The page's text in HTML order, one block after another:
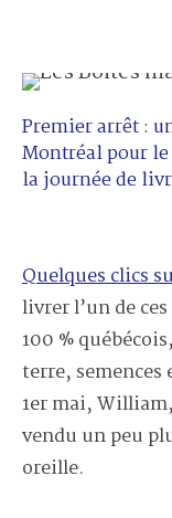
Premier arrêt :
Montréal pour le
la journée de
Quelques clics
livrer l’un de
100 %
terre, semences
1ermai,
vendu un peu
oreille.